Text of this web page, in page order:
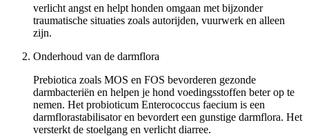
verlicht angst en helpt honden omgaan met bijzonder
traumatische situaties zoals autorijden, vuurwerk en alleen
zijn.
Onderhoud van de darmflora
Prebiotica zoals MOS en FOS bevorderen gezonde
darmbacteriën en helpen je hond voedingsstoffen beter op te
nemen. Het probioticum Enterococcus faecium is een
darmflorastabilisator en bevordert een gunstige darmflora. Het
versterkt de stoelgang en verlicht diarree.